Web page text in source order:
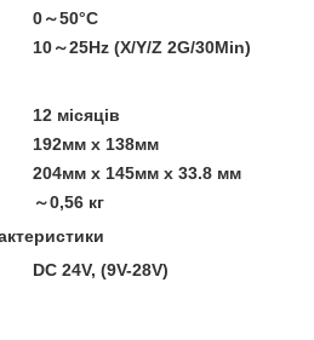
0～50°C
10～25Hz (X/Y/Z 2G/30Min)
12 місяців
192мм x 138мм
204мм x 145мм x 33.8 мм
～0,56 кг
DC 24V, (9V-28V)